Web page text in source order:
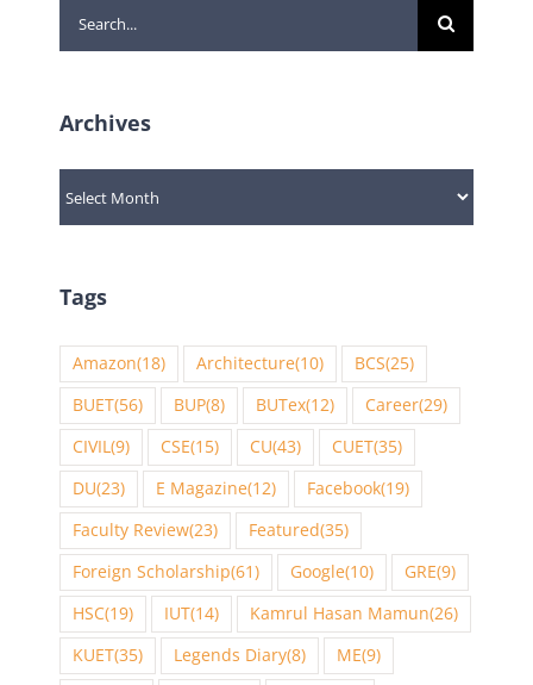
Search
for:
Archives
Archives
Tags
Amazon(18) Architecture(10) BCS(25)
BUET(56) BUP(8) BUTex(12) Career(29)
CIVIL(9) CSE(15) CU(43) CUET(35)
DU(23) E Magazine(12) Facebook(19)
Faculty Review(23) Featured(35)
Foreign Scholarship(61) Google(10) GRE(9)
HSC(19) IUT(14) Kamrul Hasan Mamun(26)
KUET(35) Legends Diary(8) ME(9)